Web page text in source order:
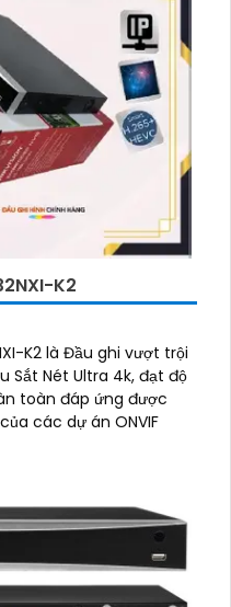
K2
K2 là Đầu ghi vượt trội
Sắt Nét Ultra 4k, đạt độ
các dự án ONVIF